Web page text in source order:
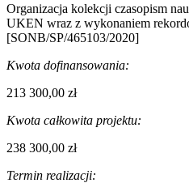
Organizacja kolekcji czasopism
UKEN wraz z wykonaniem
[SONB/SP/465103/2020]
Kwota dofinansowania:
213 300,00 zł
Kwota całkowita projektu:
238 300,00 zł
Termin realizacji: